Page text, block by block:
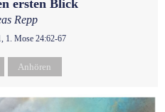
ersten Blick
Repp
1. Mose 24:62-67
Anhören